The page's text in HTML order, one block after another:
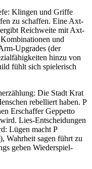
Klingen und Griffe
zu schaffen. Eine Axt-
Reichweite mit Axt-
und
Upgrades (der
hinzu von
fühlt sich spielerisch
Die Stadt Krat
rebelliert haben. P
Erschaffer Geppetto
Lies-Entscheidungen
Lügen macht P
Wahrheit sagen führt zu
geben Wiederspiel-